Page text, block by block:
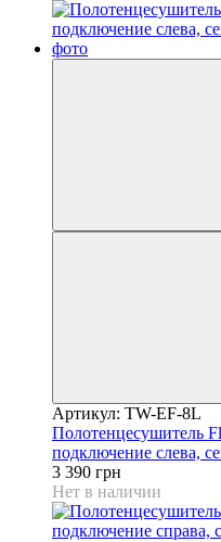
Артикул: TW-EF-8L
Полотенцесушитель
подключение слева,
3 390 грн
Нет в наличии